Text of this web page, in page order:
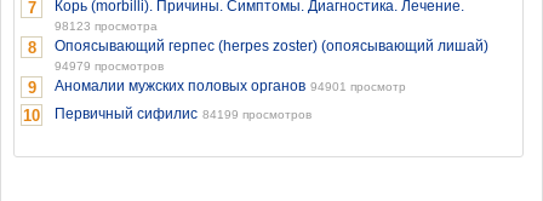
7 Корь (morbilli). Причины. Симптомы. Диагностика. Лечение.
98123 просмотра
8 Опоясывающий герпес (herpes zoster) (опоясывающий лишай)
94979 просмотров
9 Аномалии мужских половых органов 94901 просмотр
10 Первичный сифилис 84199 просмотров